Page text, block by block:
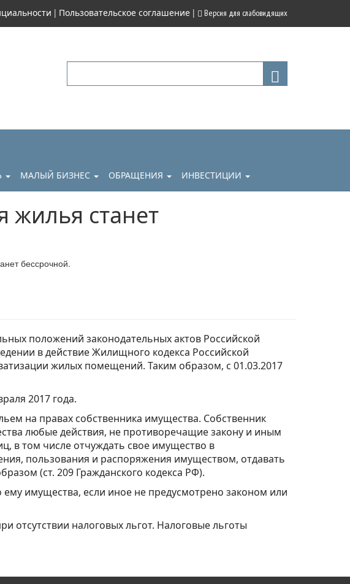
| Пользовательское соглашение | Версия для слабовидящих
МАЛЫЙ БИЗНЕС ОБРАЩЕНИЯ ИНВЕСТИЦИИ
жилья станет
бессрочной.
положений законодательных актов Российской
в действие Жилищного кодекса Российской
жилых помещений. Таким образом, с 01.03.2017
2017 года.
на правах собственника имущества. Собственник
любые действия, не противоречащие закону и иным
в том числе отчуждать свое имущество в
пользования и распоряжения имуществом, отдавать
(ст. 209 Гражданского кодекса РФ).
имущества, если иное не предусмотрено законом или
отсутствии налоговых льгот. Налоговые льготы